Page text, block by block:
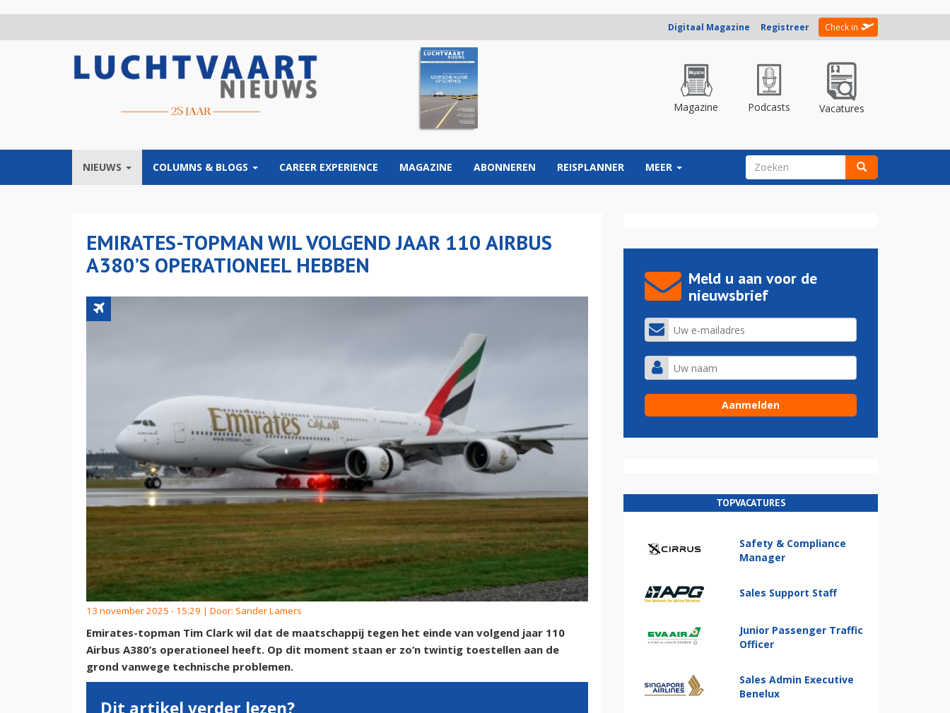
Digitaal Magazine Registreer Check in
Magazine Podcasts Vacatures
NIEUWS COLUMNS & BLOGS CAREER EXPERIENCE MAGAZINE ABONNEREN REISPLANNER MEER ZOEKVELD
EMIRATES-TOPMAN WIL VOLGEND JAAR 110 AIRBUS
A380’S OPERATIONEEL HEBBEN
13 november 2025 - 15:29 | Door: Sander Lamers
Emirates-topman Tim Clark wil dat de maatschappij tegen het einde van volgend jaar 110
Airbus A380’s operationeel heeft. Op dit moment staan er zo’n twintig toestellen aan de
grond vanwege technische problemen.
Dit artikel verder lezen?
Meld u aan voor de
nieuwsbrief
TOPVACATURES
Safety & Compliance
Manager
Sales Support Staff
Junior Passenger Traffic
Officer
Sales Admin Executive
Benelux